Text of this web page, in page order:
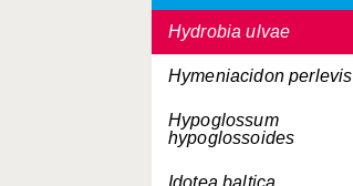
Hydrobia ulvae
Hymeniacidon perlevis
Hypoglossum
hypoglossoides
Idotea baltica